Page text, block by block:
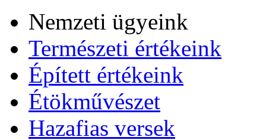
Nemzeti ügyeink
Természeti értékeink
Épített értékeink
Étökművészet
Hazafias versek